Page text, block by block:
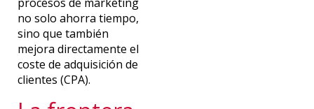
no solo ahorra tiempo,
sino que también
mejora directamente el
coste de adquisición de
clientes (CPA).